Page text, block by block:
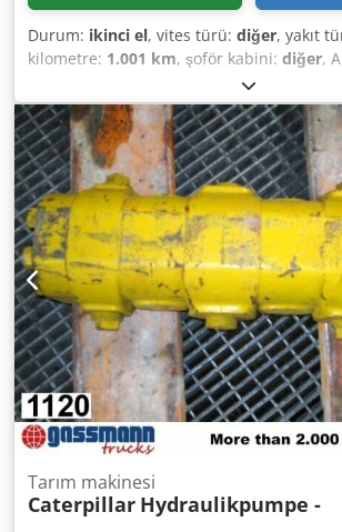
Durum: ikinci el, vites türü: diğer, yakıt
kilometre: 1.001 km, şoför kabini: diğer,
Bovenden, Dsdpfxoi Rpa Se Ahaock Üst
pompa KULLANILMIŞ No.: 5749J4027
GARANTİSİZ, değişiklik, ara satış ve
Tarım makinesi
Caterpillar Hydraulikpumpe -